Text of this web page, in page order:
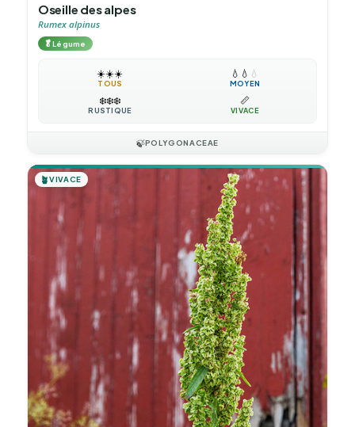
Oseille des alpes
Rumex alpinus
🥬Légume
☀️☀️☀️
TOUS
💧 💧 💧
MOYEN
❄️❄️❄️
RUSTIQUE
📏
VIVACE
🍃POLYGONACEAE
🪴VIVACE